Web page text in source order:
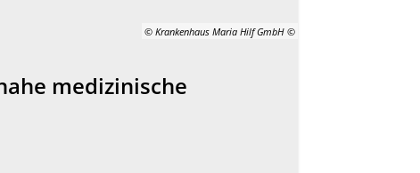
© Krankenhaus Maria Hilf GmbH
medizinische